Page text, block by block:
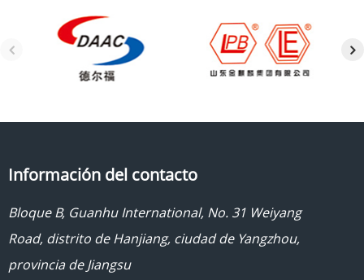
Información del contacto
Bloque B, Guanhu International, No. 31 Weiyang
Road, distrito de Hanjiang, ciudad de Yangzhou,
provincia de Jiangsu